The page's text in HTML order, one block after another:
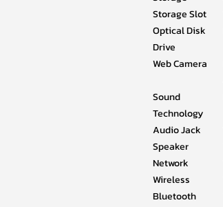
Storage Slot
Optical Disk
Drive
Web Camera
Sound
Technology
Audio Jack
Speaker
Network
Wireless
Bluetooth